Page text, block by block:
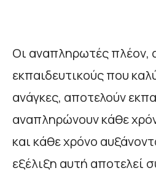
Οι αναπληρωτές πλέον,
εκπαιδευτικούς που
ανάγκες, αποτελούν
αναπληρώνουν κάθε
και κάθε χρόνο
εξέλιξη αυτή αποτελεί